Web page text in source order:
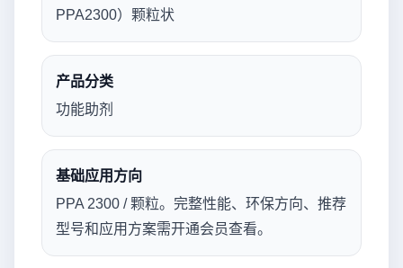
PPA2300）颗粒状
产品分类
功能助剂
基础应用方向
PPA 2300 / 颗粒。完整性能、环保方向、推荐
型号和应用方案需开通会员查看。